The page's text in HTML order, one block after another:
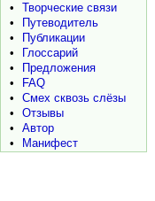
•
Творческие связи
•
Путеводитель
•
Публикации
•
Глоссарий
•
Предложения
•
FAQ
•
Смех сквозь слёзы
•
Отзывы
•
Автор
•
Манифест